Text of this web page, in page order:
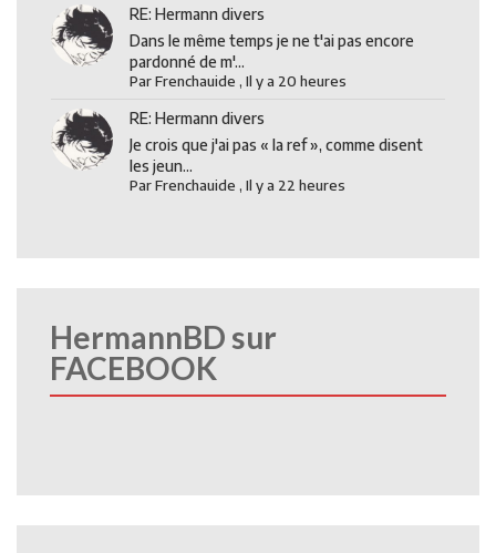
RE: Hermann divers
Dans le même temps je ne t'ai pas encore
pardonné de m'...
ParFrenchauide ,Il y a 20 heures
RE: Hermann divers
Je crois que j'ai pas « la ref », comme disent
les jeun...
ParFrenchauide ,Il y a 22 heures
HermannBD sur
FACEBOOK